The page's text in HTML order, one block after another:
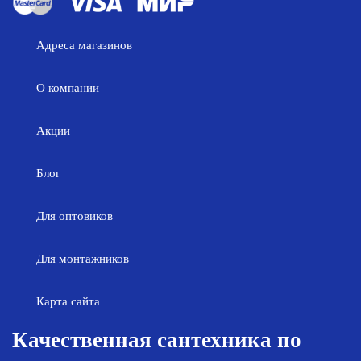
Адреса магазинов
О компании
Акции
Блог
Для оптовиков
Для монтажников
Карта сайта
Качественная сантехника по